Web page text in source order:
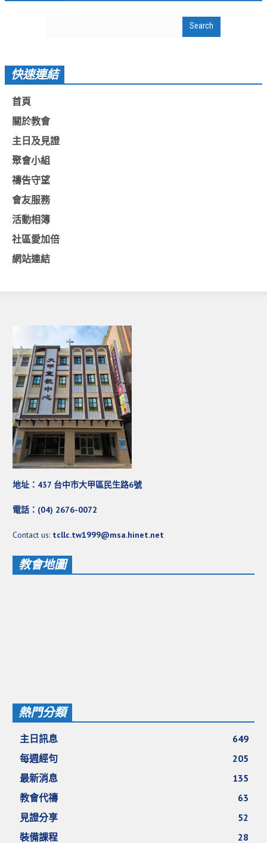
基督教論壇報
豐盛國際事工 – AIM
作伙來聽上帝的話
快速連結
首頁
關於教會
主日及見證
聚會小組
禱告守望
會友服務
活動相簿
社區愛加倍
網站連結
地址：437 台中市大甲區民生路6號
電話：(04) 2676-0072
Contact us: tcllc.tw1999@msa.hinet.net
教會地圖
熱門分類
主日訊息
649
每週經句
205
最新消息
135
教會代禱
63
見證分享
52
裝備課程
28